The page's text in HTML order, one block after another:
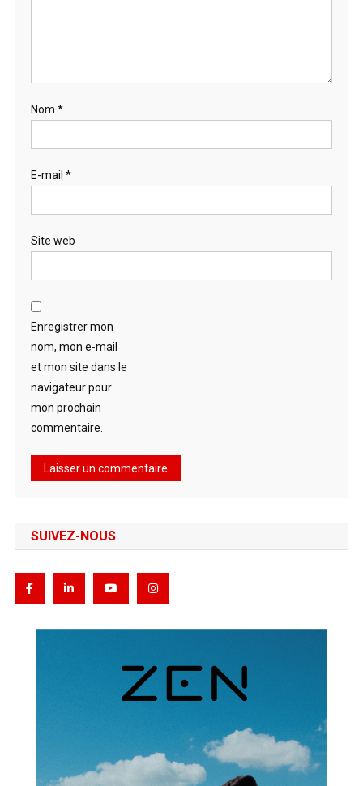
Nom *
E-mail *
Site web
Enregistrer mon
nom, mon e-mail
et mon site dans le
navigateur pour
mon prochain
commentaire.
SUIVEZ-NOUS